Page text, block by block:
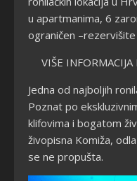
u apartmanima, 6
ograničen
VIŠE
Jedna od najboljih
Poznat po
klifovima i bogatom
živopisna Komiža,
se ne propušta.